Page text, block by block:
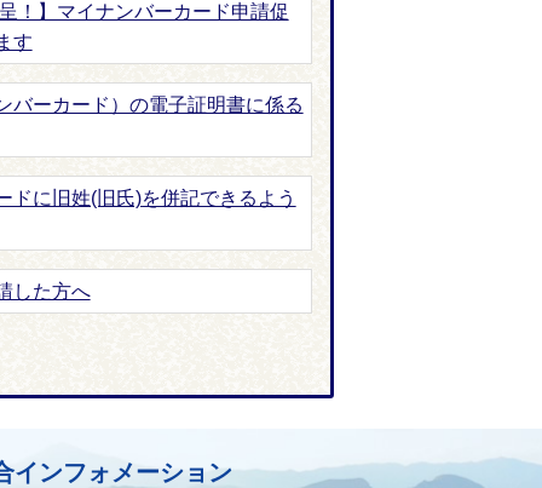
！】マイナンバーカード申請促
す
バーカード）の電子証明書に係る
ドに旧姓(旧氏)を併記できるよう
した方へ
インフォメーション